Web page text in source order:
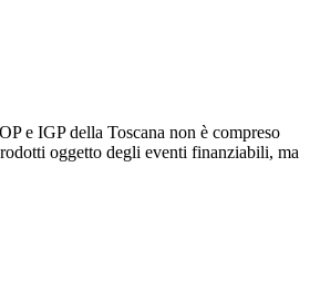
e IGP della Toscana non è compreso
oggetto degli eventi finanziabili, ma